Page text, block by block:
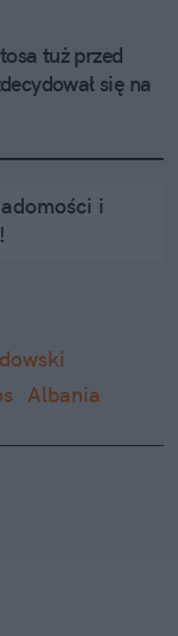
tuż przed
się na
i
Albania